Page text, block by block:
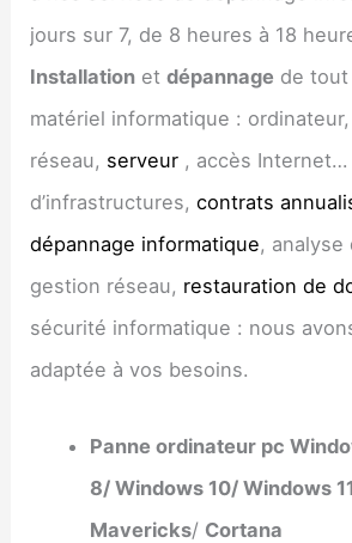
jours sur 7, de 8 heures à 18
Installation etdépannage de
matériel informatique : ordinateur,
réseau, serveur , accès Internet…
d’infrastructures, contrats
dépannage informatique, analyse
gestion réseau, restauration de
sécurité informatique : nous
adaptée à vos besoins.
Panne ordinateur pc
8/ Windows 10/ Windows
Mavericks/ Cortana